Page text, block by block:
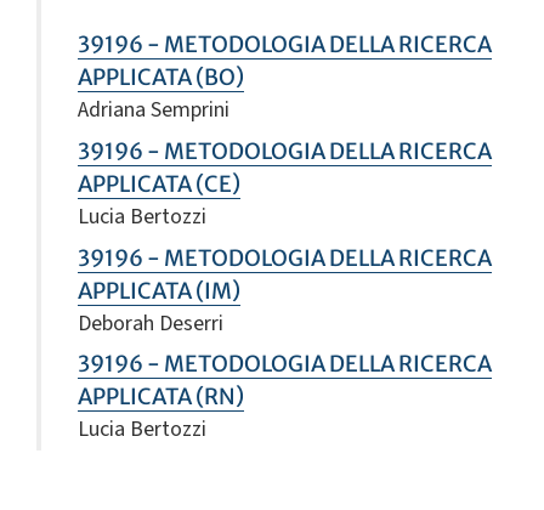
39196 - METODOLOGIA DELLA RICERCA
APPLICATA (BO)
Adriana Semprini
39196 - METODOLOGIA DELLA RICERCA
APPLICATA (CE)
Lucia Bertozzi
39196 - METODOLOGIA DELLA RICERCA
APPLICATA (IM)
Deborah Deserri
39196 - METODOLOGIA DELLA RICERCA
APPLICATA (RN)
Lucia Bertozzi